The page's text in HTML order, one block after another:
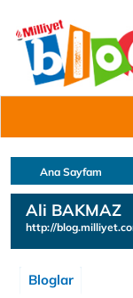
Ana Sayfam
Ali BAKMAZ
http://
Bloglar